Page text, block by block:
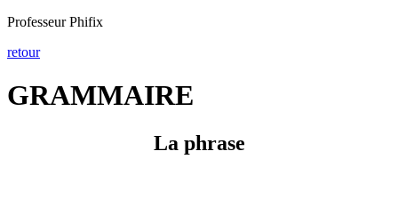
Professeur Phifix
retour
GRAMMAIRE
La phrase